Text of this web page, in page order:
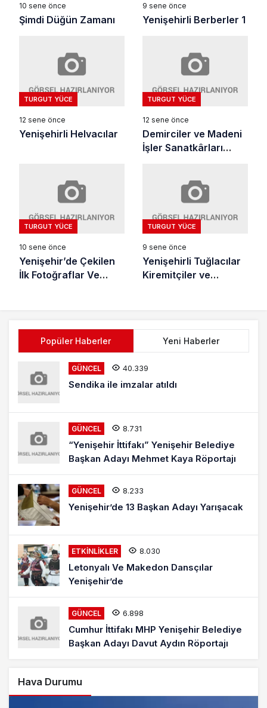
10 sene önce
Şimdi Düğün Zamanı
9 sene önce
Yenişehirli Berberler 1
TURGUT YÜCE
12 sene önce
Yenişehirli Helvacılar
TURGUT YÜCE
12 sene önce
Demirciler ve Madeni
İşler Sanatkârları
TURGUT YÜCE
10 sene önce
Yenişehir’de Çekilen
İlk Fotoğraflar Ve
TURGUT YÜCE
9 sene önce
Yenişehirli Tuğlacılar
Kiremitçiler ve
Popüler Haberler Yeni Haberler
GÜNCEL 40.339
Sendika ile imzalar atıldı
GÜNCEL 8.731
“Yenişehir İttifakı” Yenişehir Belediye
Başkan Adayı Mehmet Kaya Röportajı
GÜNCEL 8.233
Yenişehir’de 13 Başkan Adayı Yarışacak
ETKINLIKLER 8.030
Letonyalı Ve Makedon Dansçılar
Yenişehir’de
GÜNCEL 6.898
Cumhur İttifakı MHP Yenişehir Belediye
Başkan Adayı Davut Aydın Röportajı
Hava Durumu